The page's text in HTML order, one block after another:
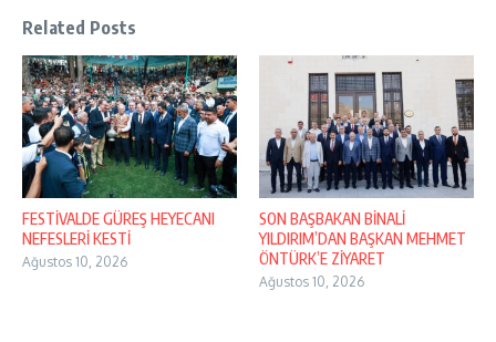
Related Posts
FESTİVALDE GÜREŞ HEYECANI
NEFESLERİ KESTİ
Ağustos 10, 2026
SON BAŞBAKAN BİNALİ
YILDIRIM’DAN BAŞKAN MEHMET
ÖNTÜRK’E ZİYARET
Ağustos 10, 2026